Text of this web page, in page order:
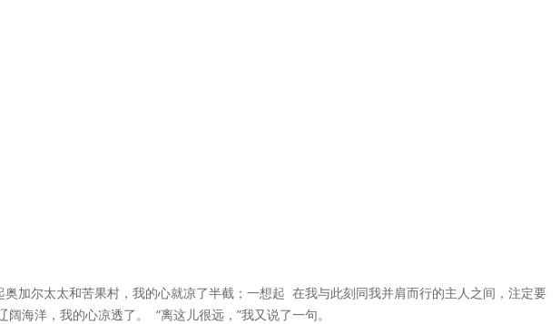
加尔太太和苦果村，我的心就凉了半截；一想起 在我与此刻同我并肩而行的主人之间，注定要
海洋，我的心凉透了。 “离这儿很远，”我又说了一句。